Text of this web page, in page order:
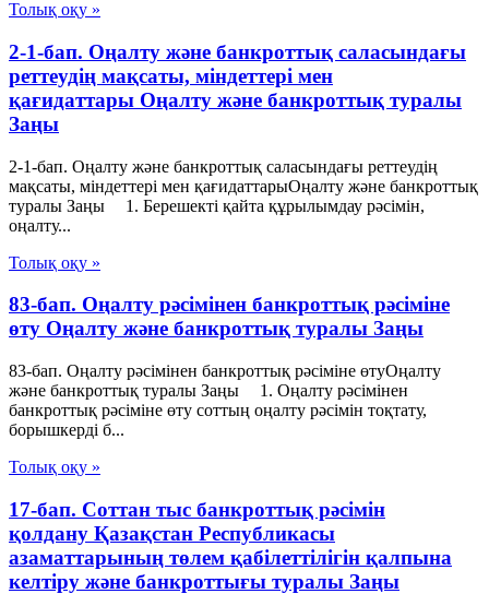
Толық оқу »
2-1-бап. Оңалту және банкроттық саласындағы
реттеудің мақсаты, міндеттері мен
қағидаттары Оңалту және банкроттық туралы
Заңы
2-1-бап. Оңалту және банкроттық саласындағы реттеудің
мақсаты, міндеттері мен қағидаттарыОңалту және банкроттық
туралы Заңы 1. Берешекті қайта құрылымдау рәсімін,
оңалту...
Толық оқу »
83-бап. Оңалту рәсімінен банкроттық рәсіміне
өту Оңалту және банкроттық туралы Заңы
83-бап. Оңалту рәсімінен банкроттық рәсіміне өтуОңалту
және банкроттық туралы Заңы 1. Оңалту рәсімінен
банкроттық рәсіміне өту соттың оңалту рәсімін тоқтату,
борышкерді б...
Толық оқу »
17-бап. Соттан тыс банкроттық рәсімін
қолдану Қазақстан Республикасы
азаматтарының төлем қабілеттілігін қалпына
келтіру және банкроттығы туралы Заңы